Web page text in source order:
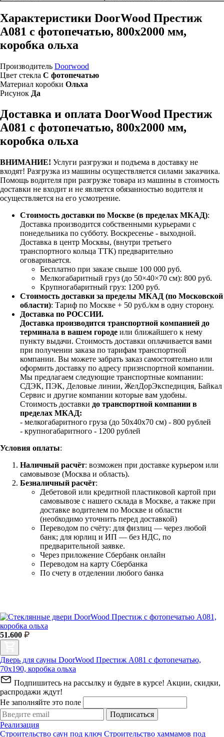
Характеристики DoorWood Престиж
А081 с фотопечатью, 800х2000 мм,
коробка ольха
Производитель Doorwood
Цвет стекла С фотопечатью
Материал коробки Ольха
Рисунок Да
Доставка и оплата DoorWood Престиж
А081 с фотопечатью, 800х2000 мм,
коробка ольха
ВНИМАНИЕ! Услуги разгрузки и подъема в доставку не
входят! Разгрузка из машины осуществляется силами заказчика.
Помощь водителя при разгрузке товара из машины в стоимость
доставки не входит и не является обязанностью водителя и
осуществляется на его усмотрение.
Стоимость доставки по Москве (в пределах МКАД):
Доставка производится собственными курьерами с
понедельника по субботу. Воскресенье - выходной.
Доставка в центр Москвы, (внутри третьего
транспортного кольца ТТК) предварительно
оговаривается.
Бесплатно при заказе свыше 100 000 руб.
Мелкогабаритный груз (до 50×40×70 см): 800 руб.
Крупногабаритный груз: 1200 руб.
Стоимость доставки за пределы МКАД (по Московской
области): Тариф по Москве + 50 руб./км в одну сторону.
Доставка по РОССИИ.
Доставка производится транспортной компанией до
терминала в вашем городе или ближайшего к нему
пункту выдачи. Стоимость доставки оплачивается вами
при получении заказа по тарифам транспортной
компании. Вы можете забрать заказ самостоятельно или
оформить доставку по адресу признспортной компании.
Мы предлагаем следующие транспортные компании:
СДЭК, ПЭК, Деловые линии, ЖелДорЭкспедиция, Байкал
Сервис и другие компании которые вам удобны.
Стоимость доставки до транспортной компании в
пределах МКАД:
- мелкогабаритного груза (до 50х40х70 см) - 800 рублей
- крупногабаритного - 1200 рублей
Условия оплаты:
Наличный расчёт: возможен при доставке курьером или
самовывозе (Москва и область).
Безналичный расчёт:
Дебетовой или кредитной пластиковой картой при
самовывозе с нашего склада в Москве, а также при
доставке водителем по Москве и области
(необходимо уточнить перед доставкой)
Переводом по счёту: для физлиц — через любой
банк; для юрлиц и ИП — без НДС, по
предварительной заявке.
Через приложение Сбербанк онлайн
Переводом на карту Сбербанка
По счету в отделении любого банка
51.600
Дверь для сауны DoorWood Престиж А081 с фотопечатью,
70х190, коробка ольха
Подпишитесь на рассылку и будьте в курсе! Акции, скидки,
распродажи ждут!
Не заполняйте это поле
Подписаться
Реализация
Строительство саун под ключ Строительство хаммамов под